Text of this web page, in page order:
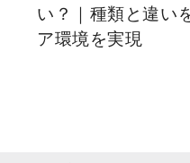
い？｜種類と違い
ア環境を実現